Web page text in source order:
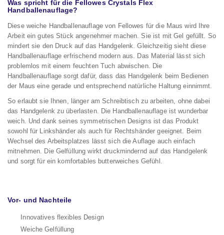
Was spricht für die Fellowes Crystals Flex
Handballenauflage?
Diese weiche Handballenauflage von Fellowes für die Maus wird Ihre
Arbeit ein gutes Stück angenehmer machen. Sie ist mit Gel gefüllt. So
mindert sie den Druck auf das Handgelenk. Gleichzeitig sieht diese
Handballenauflage erfrischend modern aus. Das Material lässt sich
problemlos mit einem feuchten Tuch abwischen. Die
Handballenauflage sorgt dafür, dass das Handgelenk beim Bedienen
der Maus eine gerade und entsprechend natürliche Haltung einnimmt.
So erlaubt sie Ihnen, länger am Schreibtisch zu arbeiten, ohne dabei
das Handgelenk zu überlasten. Die Handballenauflage ist wunderbar
weich. Und dank seines symmetrischen Designs ist das Produkt
sowohl für Linkshänder als auch für Rechtshänder geeignet. Beim
Wechsel des Arbeitsplatzes lässt sich die Auflage auch einfach
mitnehmen. Die Gelfüllung wirkt druckmindernd auf das Handgelenk
und sorgt für ein komfortables butterweiches Gefühl.
Vor- und Nachteile
Innovatives flexibles Design
Weiche Gelfüllung